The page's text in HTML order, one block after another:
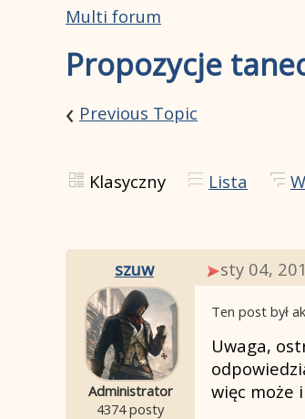
Multi forum
Propozycje
‹ Previous Topic
Klasyczny Lista
szuw
sty 04,
Administrator
4374 posty
Ten post był
Uwaga,
więc może